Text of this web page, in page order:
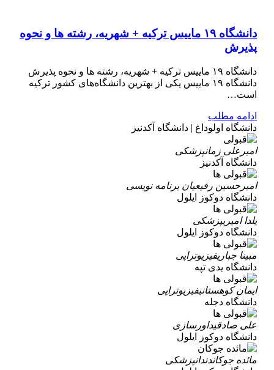
دانشگاه ۱۹ ماییس ترکیه + شهریه، رشته ها و نحوه
پذیرش
دانشگاه ۱۹ ماییس ترکیه + شهریه، رشته ها و نحوه پذیرش
دانشگاه ۱۹ ماییس یکی از بهترین دانشگاه‌های کشور ترکیه
است…
ادامه مطلب
دانشگاه اولوداغ | دانشگاه آکدنیز
امیرعلی زمانپزشکی
دانشگاه آکدنیز
امیرحسین رفیعیانبرنامه نویسی
دانشگاه دوکوز ایلول
یلدا امیریپزشکی
دانشگاه دوکوز ایلول
مبینا جباریفیزیوتراپی
دانشگاه یدی تپه
ایمان کوهستانیفیزیوتراپی
دانشگاه دجله
علی صادقیداورسازی
دانشگاه دوکوز ایلول
مائده جوکاندندانپزشکی